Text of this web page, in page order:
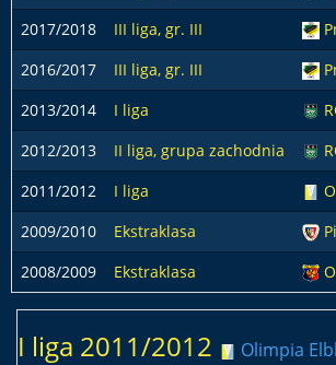
2017/2018
III liga, gr. III
2016/2017
III liga, gr. III
2013/2014
I liga
2012/2013
II liga, grupa zachodnia
2011/2012
I liga
2009/2010
Ekstraklasa
2008/2009
Ekstraklasa
I liga 2011/2012 Olimpia